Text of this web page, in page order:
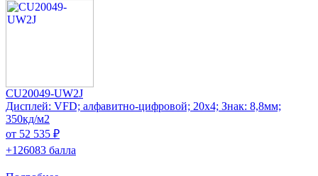
CU20049-UW2J
Дисплей: VFD; алфавитно-цифровой; 20x4; Знак: 8,8мм;
350кд/м2
от 52 535 ₽
+126083 балла